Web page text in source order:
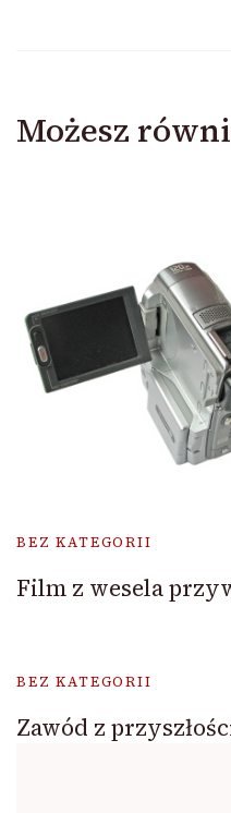
Możesz
BEZ KATEGORII
Film z wesela
BEZ KATEGORII
Zawód z